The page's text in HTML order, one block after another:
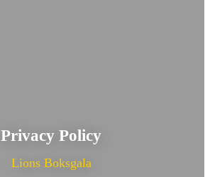
Privacy Policy
Lions Boksgala